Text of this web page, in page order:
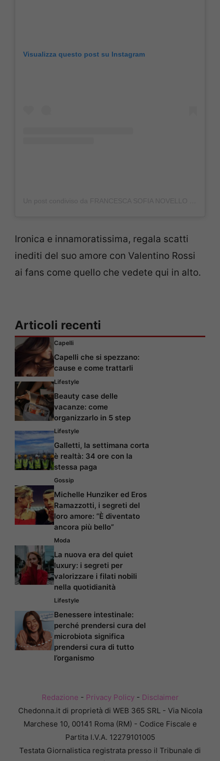
Visualizza questo post su Instagram
Ironica e innamoratissima, regala scatti
inediti del suo amore con Valentino Rossi
ai fans come quello che vedete qui in alto.
Articoli recenti
Capelli
Capelli che si spezzano:
cause e come trattarli
Lifestyle
Beauty case delle
vacanze: come
organizzarlo in 5 step
Lifestyle
Galletti, la settimana corta
è realtà: 34 ore con la
stessa paga
Gossip
Michelle Hunziker ed Eros
Ramazzotti, i segreti del
loro amore: “È diventato
ancora più bello”
Moda
La nuova era del quiet
luxury: i segreti per
valorizzare i filati nobili
nella quotidianità
Lifestyle
Benessere intestinale:
perché prendersi cura del
microbiota significa
prendersi cura di tutto
l’organismo
Redazione - Privacy Policy- Disclaimer
Chedonna.it di proprietà di WEB 365 SRL - Via Nicola
Marchese 10, 00141 Roma (RM) - Codice Fiscale e
Partita I.V.A. 12279101005
Testata Giornalistica registrata presso il Tribunale di